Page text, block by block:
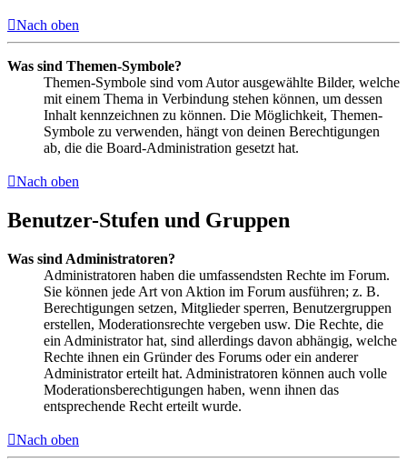
Nach oben
Was sind Themen-Symbole?
Themen-Symbole sind vom Autor ausgewählte Bilder, welche
mit einem Thema in Verbindung stehen können, um dessen
Inhalt kennzeichnen zu können. Die Möglichkeit, Themen-
Symbole zu verwenden, hängt von deinen Berechtigungen
ab, die die Board-Administration gesetzt hat.
Nach oben
Benutzer-Stufen und Gruppen
Was sind Administratoren?
Administratoren haben die umfassendsten Rechte im Forum.
Sie können jede Art von Aktion im Forum ausführen; z. B.
Berechtigungen setzen, Mitglieder sperren, Benutzergruppen
erstellen, Moderationsrechte vergeben usw. Die Rechte, die
ein Administrator hat, sind allerdings davon abhängig, welche
Rechte ihnen ein Gründer des Forums oder ein anderer
Administrator erteilt hat. Administratoren können auch volle
Moderationsberechtigungen haben, wenn ihnen das
entsprechende Recht erteilt wurde.
Nach oben